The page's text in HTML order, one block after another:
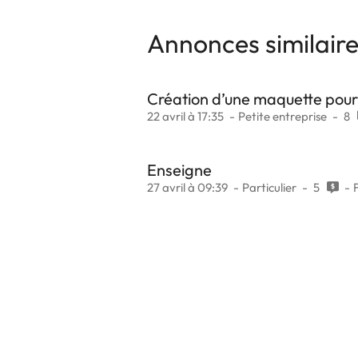
Annonces
Création d’une maquette
22 avril à 17:35 Petite entreprise 8
Enseigne
27 avril à 09:39 Particulier 5